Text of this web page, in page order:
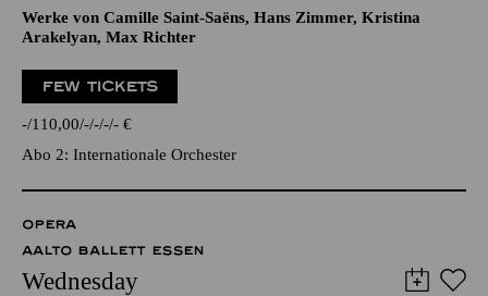
Werke von Camille Saint-Saëns, Hans Zimmer, Kristina
Arakelyan, Max Richter
FEW TICKETS
- 110,00 - - - - €
Abo 2: Internationale Orchester
OPERA
AALTO BALLETT ESSEN
Wednesday